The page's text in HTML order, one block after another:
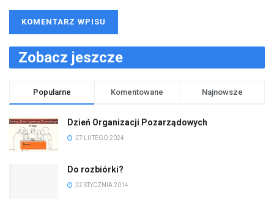
Zobacz jeszcze
Popularne Komentowane Najnowsze
Dzień Organizacji Pozarządowych
27 LUTEGO 2024
Do rozbiórki?
22 STYCZNIA 2014